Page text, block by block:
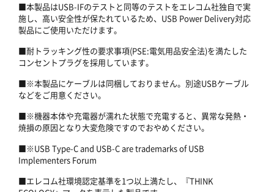
■本製品はUSB-IFのテストと同等のテストをエレコム社独自で実
施し、高い安全性が保たれているため、USB Power Delivery対応
製品にご使用いただけます。
■耐トラッキング性の要求事項(PSE:電気用品安全法)を満たした
コンセントプラグを採用しています。
■※本製品にケーブルは同梱しておりません。別途USBケーブル
などをご用意ください。
■※機器本体や充電器が濡れた状態で充電すると、異常な発熱・
焼損の原因となり大変危険ですのでおやめください。
■※USB Type-C and USB-C are trademarks of USB
Implementers Forum
■エレコム社環境認定基準を1つ以上満たし、『THINK